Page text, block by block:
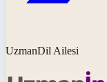
UzmanDil Ailesi